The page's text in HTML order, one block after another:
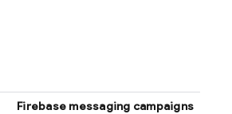
Firebase messaging campaigns